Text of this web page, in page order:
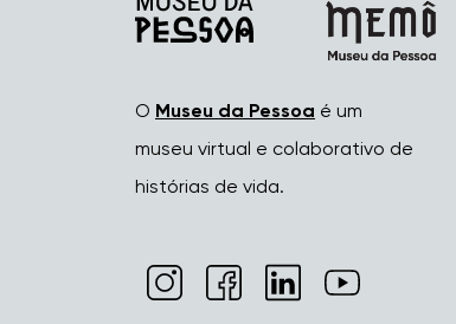
O Museu da Pessoa é um
museu virtual e colaborativo de
histórias de vida.